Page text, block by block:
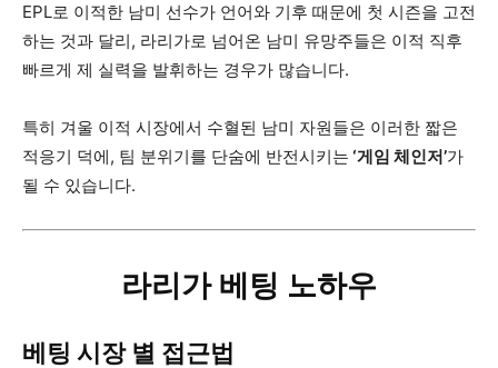
EPL로 이적한 남미 선수가 언어와 기후 때문에 첫 시즌을 고전
하는 것과 달리, 라리가로 넘어온 남미 유망주들은 이적 직후
빠르게 제 실력을 발휘하는 경우가 많습니다.
특히 겨울 이적 시장에서 수혈된 남미 자원들은 이러한 짧은
적응기 덕에, 팀 분위기를 단숨에 반전시키는 ‘게임 체인저’가
될 수 있습니다.
라리가 베팅 노하우
베팅 시장 별 접근법